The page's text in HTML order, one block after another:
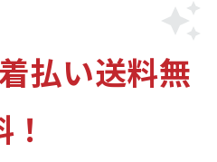
払い送料無